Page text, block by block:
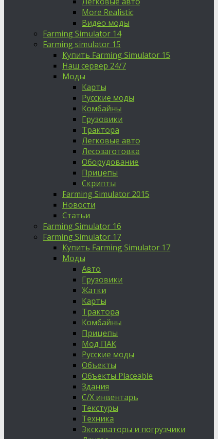
More Realistic
Видео моды
Farming Simulator 14
Farming simulator 15
Купить Farming Simulator 15
Наш сервер 24/7
Моды
Карты
Русские моды
Комбайны
Грузовики
Трактора
Легковые авто
Лесозаготовка
Оборудование
Прицепы
Скрипты
Farming Simulator 2015
Новости
Статьи
Farming Simulator 16
Farming Simulator 17
Купить Farming Simulator 17
Моды
Авто
Грузовики
Жатки
Карты
Трактора
Комбайны
Прицепы
Мод ПАК
Русские моды
Объекты
Объекты Placeable
Здания
С/Х инвентарь
Текстуры
Техника
Экскаваторы и погрузчики